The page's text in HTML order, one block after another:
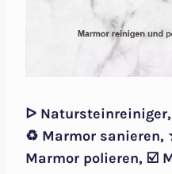
ᐅ
♻ Marmor sanieren,
Marmor polieren, ☑️